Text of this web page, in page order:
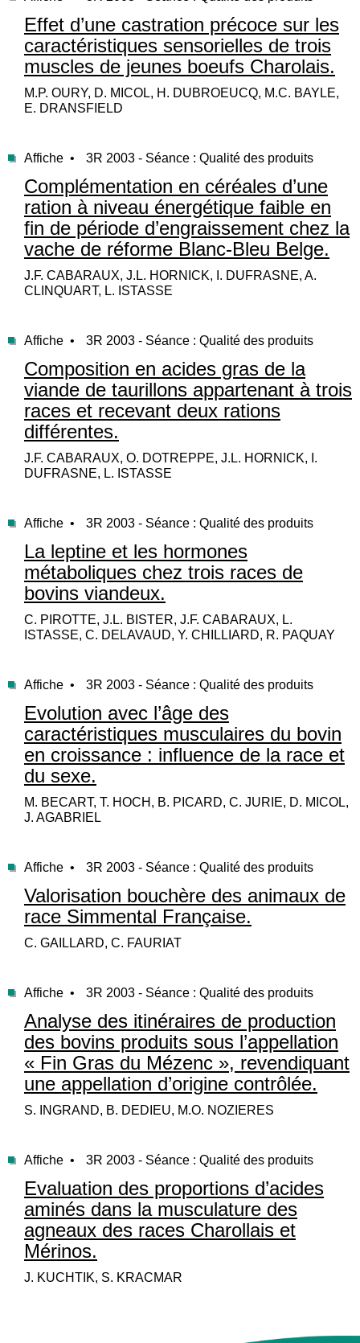
Effet d’une castration précoce sur les
caractéristiques sensorielles de trois
muscles de jeunes boeufs Charolais.
M.P. OURY, D. MICOL, H. DUBROEUCQ, M.C. BAYLE,
E. DRANSFIELD
Affiche • 3R 2003 - Séance : Qualité des produits
Complémentation en céréales d’une
ration à niveau énergétique faible en
fin de période d’engraissement chez la
vache de réforme Blanc-Bleu Belge.
J.F. CABARAUX, J.L. HORNICK, I. DUFRASNE, A.
CLINQUART, L. ISTASSE
Affiche • 3R 2003 - Séance : Qualité des produits
Composition en acides gras de la
viande de taurillons appartenant à trois
races et recevant deux rations
différentes.
J.F. CABARAUX, O. DOTREPPE, J.L. HORNICK, I.
DUFRASNE, L. ISTASSE
Affiche • 3R 2003 - Séance : Qualité des produits
La leptine et les hormones
métaboliques chez trois races de
bovins viandeux.
C. PIROTTE, J.L. BISTER, J.F. CABARAUX, L.
ISTASSE, C. DELAVAUD, Y. CHILLIARD, R. PAQUAY
Affiche • 3R 2003 - Séance : Qualité des produits
Evolution avec l’âge des
caractéristiques musculaires du bovin
en croissance : influence de la race et
du sexe.
M. BECART, T. HOCH, B. PICARD, C. JURIE, D. MICOL,
J. AGABRIEL
Affiche • 3R 2003 - Séance : Qualité des produits
Valorisation bouchère des animaux de
race Simmental Française.
C. GAILLARD, C. FAURIAT
Affiche • 3R 2003 - Séance : Qualité des produits
Analyse des itinéraires de production
des bovins produits sous l’appellation
« Fin Gras du Mézenc », revendiquant
une appellation d’origine contrôlée.
S. INGRAND, B. DEDIEU, M.O. NOZIERES
Affiche • 3R 2003 - Séance : Qualité des produits
Evaluation des proportions d’acides
aminés dans la musculature des
agneaux des races Charollais et
Mérinos.
J. KUCHTIK, S. KRACMAR